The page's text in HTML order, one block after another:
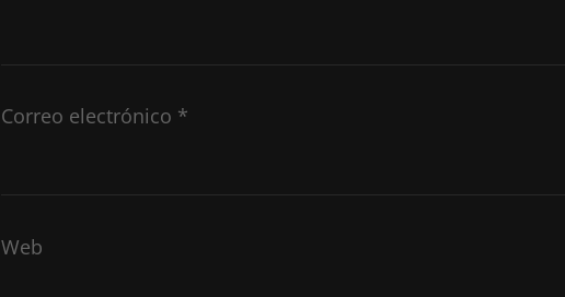
Correo electrónico *
Web